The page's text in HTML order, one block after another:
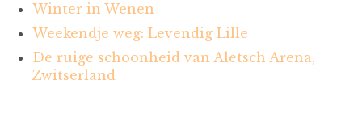
Winter in Wenen
Weekendje weg: Levendig Lille
De ruige schoonheid van Aletsch Arena,
Zwitserland